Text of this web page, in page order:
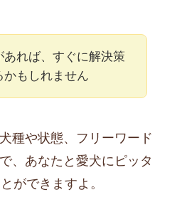
あれば、すぐに解決策
かもしれません
種や状態、フリーワード
、あなたと愛犬にピッタ
ができますよ。